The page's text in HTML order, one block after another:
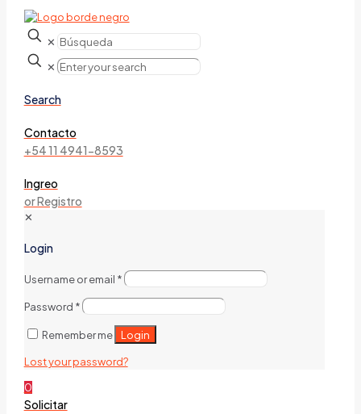
✕
✕
Search
Contacto
+54 11 4941-8593
Ingreo
or Registro
✕
Login
Username or email *
Password *
Remember me Login
Lost your password?
0
Solicitar